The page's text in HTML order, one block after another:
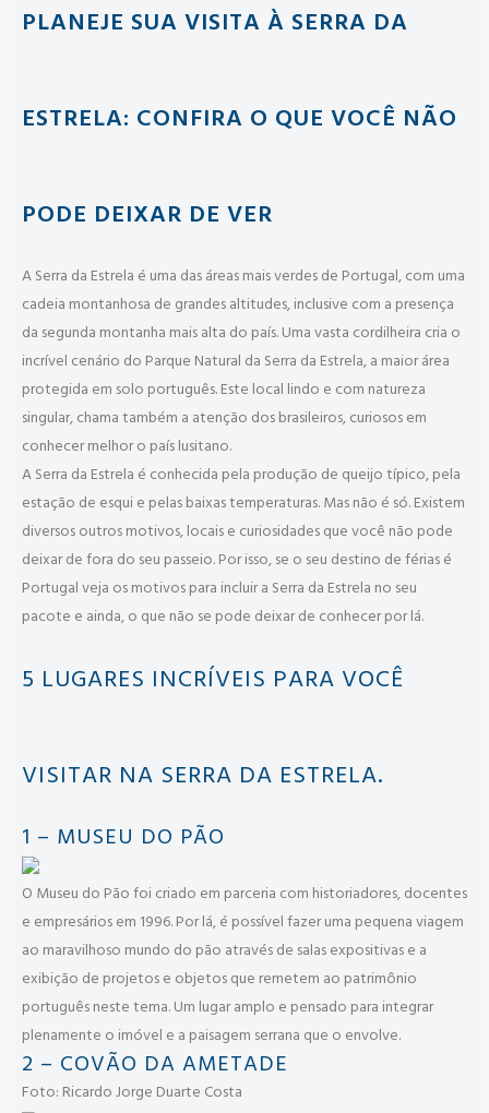
PLANEJE SUA VISITA À SERRA DA
ESTRELA: CONFIRA O QUE VOCÊ NÃO
PODE DEIXAR DE VER
A Serra da Estrela é uma das áreas mais verdes de Portugal, com uma
cadeia montanhosa de grandes altitudes, inclusive com a presença
da segunda montanha mais alta do país. Uma vasta cordilheira cria o
incrível cenário do Parque Natural da Serra da Estrela, a maior área
protegida em solo português. Este local lindo e com natureza
singular, chama também a atenção dos brasileiros, curiosos em
conhecer melhor o país lusitano.
A Serra da Estrela é conhecida pela produção de queijo típico, pela
estação de esqui e pelas baixas temperaturas. Mas não é só. Existem
diversos outros motivos, locais e curiosidades que você não pode
deixar de fora do seu passeio. Por isso, se o seu destino de férias é
Portugal veja os motivos para incluir a Serra da Estrela no seu
pacote e ainda, o que não se pode deixar de conhecer por lá.
5 LUGARES INCRÍVEIS PARA VOCÊ
VISITAR NA SERRA DA ESTRELA.
1 – MUSEU DO PÃO
O Museu do Pão foi criado em parceria com historiadores, docentes
e empresários em 1996. Por lá, é possível fazer uma pequena viagem
ao maravilhoso mundo do pão através de salas expositivas e a
exibição de projetos e objetos que remetem ao patrimônio
português neste tema. Um lugar amplo e pensado para integrar
plenamente o imóvel e a paisagem serrana que o envolve.
2 – COVÃO DA AMETADE
Foto: Ricardo Jorge Duarte Costa